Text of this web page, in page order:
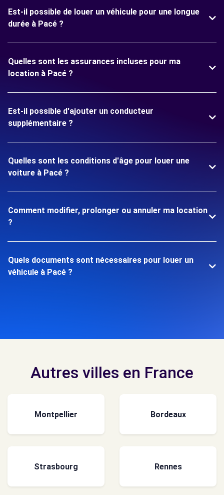
Est-il possible de louer un véhicule pour une longue
durée à Pacé ?
Quelles sont les assurances incluses pour ma
location à Pacé ?
Est-il possible d'ajouter un conducteur
supplémentaire ?
Quelles sont les conditions d'âge pour louer une
voiture à Pacé ?
Comment modifier, prolonger ou annuler ma location
?
Quels documents sont nécessaires pour louer un
véhicule à Pacé ?
Autres villes en France
Montpellier Bordeaux
Strasbourg Rennes